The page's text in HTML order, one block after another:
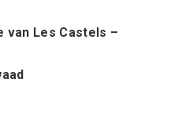
van Les Castels –